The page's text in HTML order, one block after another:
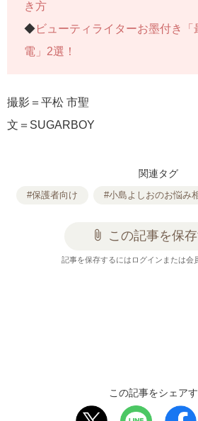
き方
◆ビューティライターお墨付き
電」2選！
撮影＝平松 市聖
文＝SUGARBOY
関連タグ
#保護者向け #小島よしおのお悩み
attach_file この記事を保
記事を保存するにはログインまたは会
この記事をシェア